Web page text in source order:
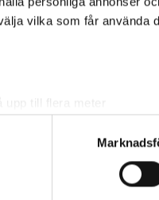
vilka som får använda
till flera meter
i
detaljsektionen . Du
sjunga och
Samla ihop
hjälper vi er
Starta